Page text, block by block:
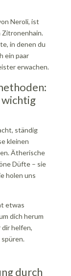
Neroli, ist
Zitronenhain.
in denen du
ein paar
erwachen.
ständig
kleinen
Ätherische
Düfte – sie
holen uns
etwas
dich herum
helfen,
durch